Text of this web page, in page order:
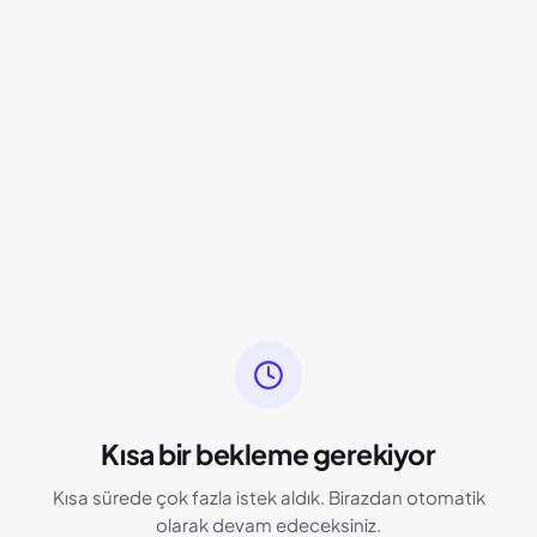
Kısa bir bekleme gerekiyor
Kısa sürede çok fazla istek aldık. Birazdan otomatik
olarak devam edeceksiniz.